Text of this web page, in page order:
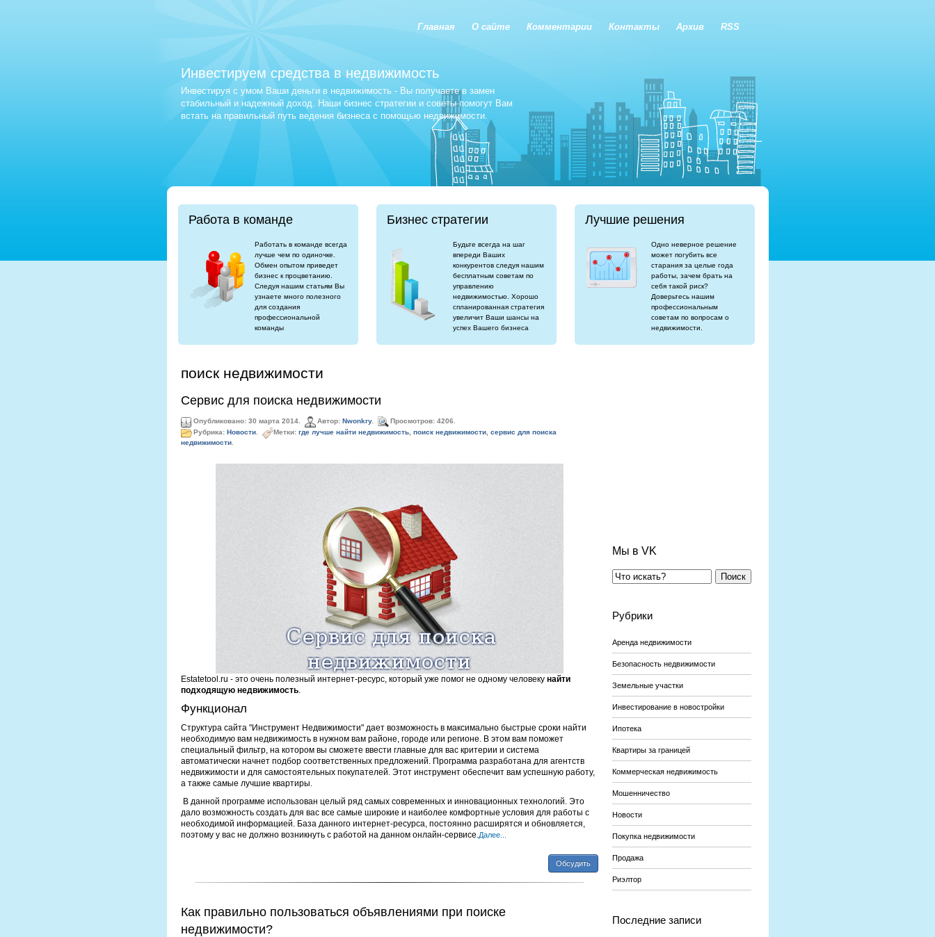
Главная О сайте Комментарии Контакты Архив RSS
Инвестируем средства в недвижимость
Инвестируя с умом Ваши деньги в недвижимость - Вы получаете в замен
стабильный и надежный доход. Наши бизнес стратегии и советы помогут Вам
встать на правильный путь ведения бизнеса с помощью недвижимости.
Работа в команде
Работать в команде всегда
лучше чем по одиночке.
Обмен опытом приведет
бизнес к процветанию.
Следуя нашим статьям Вы
узнаете много полезного
для создания
профессиональной
команды
Бизнес стратегии
Будьте всегда на шаг
впереди Ваших
конкурентов следуя нашим
бесплатным советам по
управлению
недвижимостью. Хорошо
спланированная стратегия
увеличит Ваши шансы на
успех Вашего бизнеса
Лучшие решения
Одно неверное решение
может погубить все
старания за целые года
работы, зачем брать на
себя такой риск?
Доверьтесь нашим
профессиональным
советам по вопросам о
недвижимости.
поиск недвижимости
Сервис для поиска недвижимости
Опубликовано: 30 марта 2014. Автор: Nwonkry.
Просмотров: 4206.
Рубрика: Новости. Метки: где лучше найти недвижимость, поиск недвижимости, сервис для поиска
недвижимости.
Estatetool.ru - это очень полезный интернет-ресурс, который уже помог не одному человеку найти
подходящую недвижимость.
Функционал
Структура сайта "Инструмент Недвижимости" дает возможность в максимально быстрые сроки найти
необходимую вам недвижимость в нужном вам районе, городе или регионе. В этом вам поможет
специальный фильтр, на котором вы сможете ввести главные для вас критерии и система
автоматически начнет подбор соответственных предложений. Программа разработана для агентств
недвижимости и для самостоятельных покупателей. Этот инструмент обеспечит вам успешную работу,
а также самые лучшие квартиры.
В данной программе использован целый ряд самых современных и инновационных технологий. Это
дало возможность создать для вас все самые широкие и наиболее комфортные условия для работы с
необходимой информацией. База данного интернет-ресурса, постоянно расширятся и обновляется,
поэтому у вас не должно возникнуть с работой на данном онлайн-сервисе.Далее...
Обсудить
Как правильно пользоваться объявлениями при поиске
недвижимости?
Мы в VK
Поиск
Рубрики
Аренда недвижимости
Безопасность недвижимости
Земельные участки
Инвестирование в новостройки
Ипотека
Квартиры за границей
Коммерческая недвижимость
Мошенничество
Новости
Покупка недвижимости
Продажа
Риэлтор
Последние записи